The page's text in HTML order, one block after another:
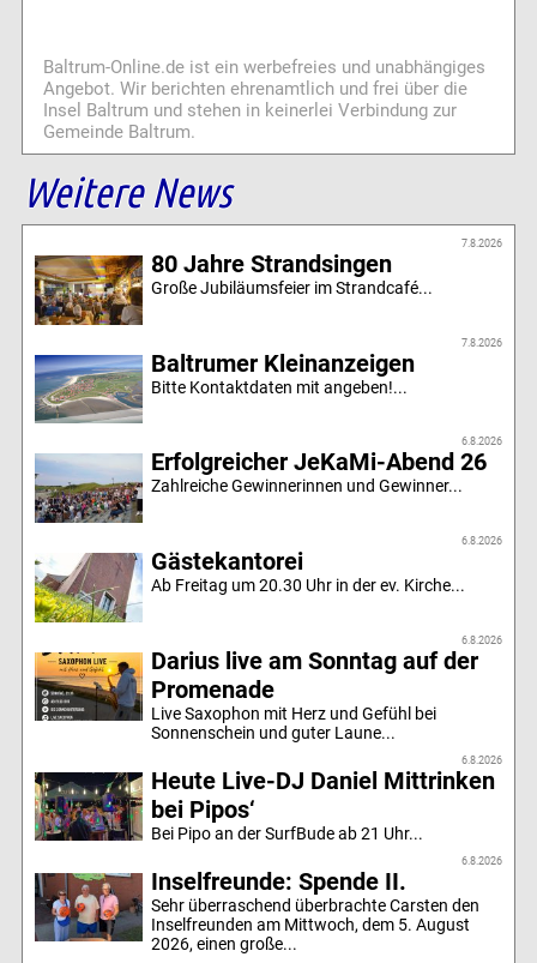
Baltrum-Online.de ist ein werbefreies und unabhängiges
Angebot. Wir berichten ehrenamtlich und frei über die
Insel Baltrum und stehen in keinerlei Verbindung zur
Gemeinde Baltrum.
Weitere News
7.8.2026
80 Jahre Strandsingen
Große Jubiläumsfeier im Strandcafé...
7.8.2026
Baltrumer Kleinanzeigen
Bitte Kontaktdaten mit angeben!...
6.8.2026
Erfolgreicher JeKaMi-Abend 26
Zahlreiche Gewinnerinnen und Gewinner...
6.8.2026
Gästekantorei
Ab Freitag um 20.30 Uhr in der ev. Kirche...
6.8.2026
Darius live am Sonntag auf der
Promenade
Live Saxophon mit Herz und Gefühl bei
Sonnenschein und guter Laune...
6.8.2026
Heute Live-DJ Daniel Mittrinken
bei Pipos‘
Bei Pipo an der SurfBude ab 21 Uhr...
6.8.2026
Inselfreunde: Spende II.
Sehr überraschend überbrachte Carsten den
Inselfreunden am Mittwoch, dem 5. August
2026, einen große...